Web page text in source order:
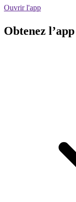
Ouvrir l'app
Obtenez